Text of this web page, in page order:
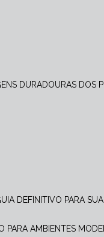
DURADOURAS DOS
DEFINITIVO PARA
PARA AMBIENTES